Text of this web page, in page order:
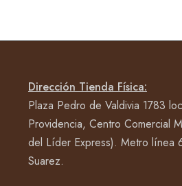
Dirección Tienda Física:
Plaza Pedro de Valdivia 1783
Providencia, Centro Comercial
del Líder Express). Metro línea
Suarez.